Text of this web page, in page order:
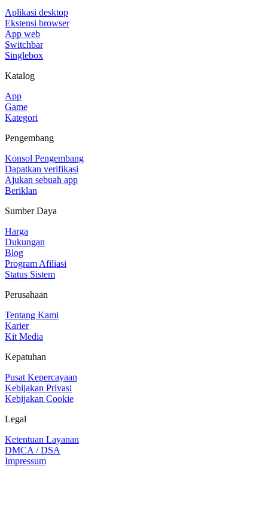
Aplikasi desktop
Ekstensi browser
App web
Switchbar
Singlebox
Katalog
App
Game
Kategori
Pengembang
Konsol Pengembang
Dapatkan verifikasi
Ajukan sebuah app
Beriklan
Sumber Daya
Harga
Dukungan
Blog
Program Afiliasi
Status Sistem
Perusahaan
Tentang Kami
Karier
Kit Media
Kepatuhan
Pusat Kepercayaan
Kebijakan Privasi
Kebijakan Cookie
Legal
Ketentuan Layanan
DMCA / DSA
Impressum